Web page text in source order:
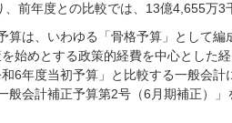
前年度との比較では、13億4,655万3
算は、いわゆる「骨格予算」として
始めとする政策的経費を中心とした経
6年度当初予算」と比較する一般会
般会計補正予算第2号（6月期補正）